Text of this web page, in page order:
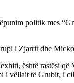
politik mes
i Zjarrit dhe
është rastësi
i vëllait të Grubit, i